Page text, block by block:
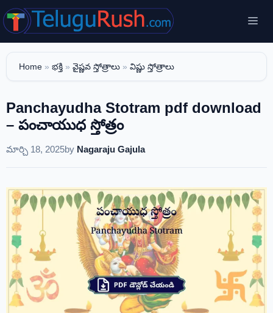
Skip
to
content
Home » భక్తి » వైష్ణవ స్తోత్రాలు » విష్ణు స్తోత్రాలు
Panchayudha Stotram pdf download
– పంచాయుధ స్తోత్రం
మార్చి 18, 2025by Nagaraju Gajula